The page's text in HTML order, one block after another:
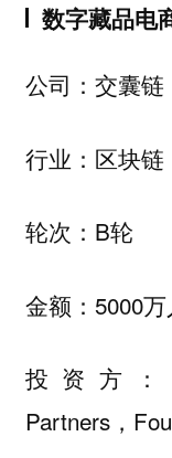
数字藏品电
公司：交囊链
行业：区块链
轮次：B轮
金额：5000
投资方：
Partners，